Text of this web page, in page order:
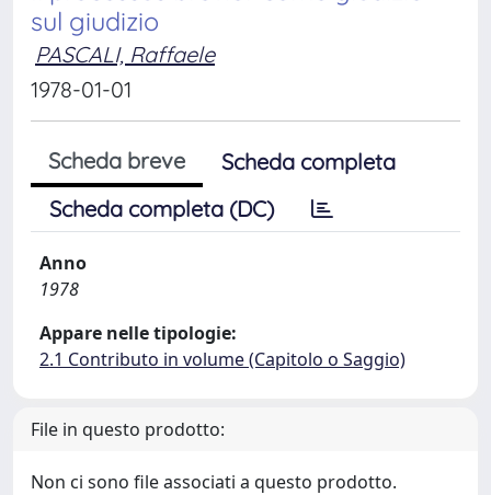
sul giudizio
PASCALI, Raffaele
1978-01-01
Scheda breve
Scheda completa
Scheda completa (DC)
Anno
1978
Appare nelle tipologie:
2.1 Contributo in volume (Capitolo o Saggio)
File in questo prodotto:
Non ci sono file associati a questo prodotto.